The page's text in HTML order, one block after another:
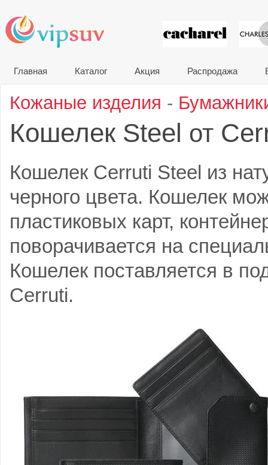
VIP
Главная Каталог Акция Распродажа
Кожаные изделия -
Кошелек Steel от
Кошелек Cerruti Steel из
черного цвета. Кошелек
пластиковых карт,
поворачивается на
Кошелек поставляется в
Cerruti.